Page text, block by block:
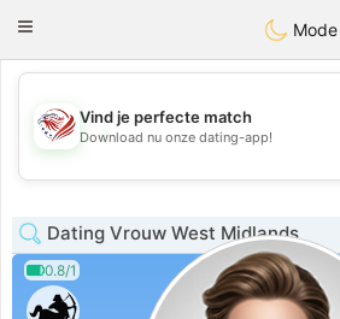
StatesDating
Toggle
Mode
💖
💕
Vind je perfecte match
Download nu onze dating-app!
Dating Vrouw West Midlands
0.8/1